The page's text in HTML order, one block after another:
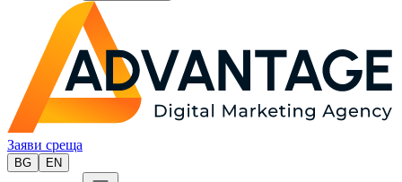
Заяви среща
BG EN